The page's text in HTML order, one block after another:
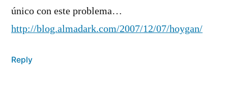
único con este problema…
http://blog.almadark.com/2007/12/07/hoygan/
Reply